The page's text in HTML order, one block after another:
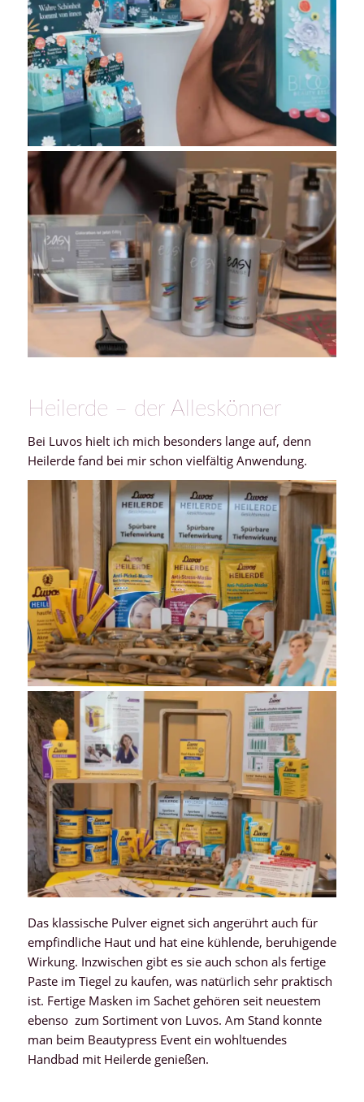
Heilerde – der Alleskönner
Bei Luvos hielt ich mich besonders lange auf, denn
Heilerde fand bei mir schon vielfältig Anwendung.
Das klassische Pulver eignet sich angerührt auch für
empfindliche Haut und hat eine kühlende, beruhigende
Wirkung. Inzwischen gibt es sie auch schon als fertige
Paste im Tiegel zu kaufen, was natürlich sehr praktisch
ist. Fertige Masken im Sachet gehören seit neuestem
ebenso zum Sortiment von Luvos. Am Stand konnte
man beim Beautypress Event ein wohltuendes
Handbad mit Heilerde genießen.